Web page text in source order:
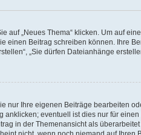
auf „Neues Thema“ klicken. Um auf
einen Beitrag schreiben können. Ihre
„Sie dürfen Dateianhänge
nur Ihre eigenen Beiträge bearbeiten
anklicken; eventuell ist dies nur für
in der Themenansicht als